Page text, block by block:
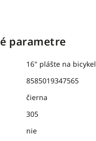
parametre
16" plášte na bicykel
8585019347565
čierna
305
nie